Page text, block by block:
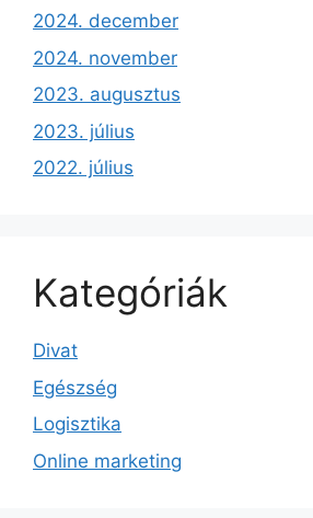
2024. december
2024. november
2023. augusztus
2023. július
2022. július
Kategóriák
Divat
Egészség
Logisztika
Online marketing